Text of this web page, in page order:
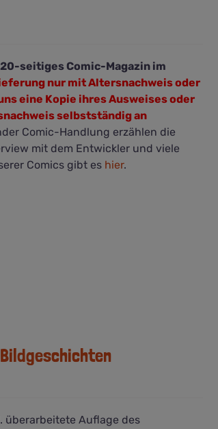
seitiges Comic-Magazin im
nur mit Altersnachweis oder
eine Kopie ihres Ausweises oder
selbstständig an
Comic-Handlung erzählen die
mit dem Entwickler und viele
Comics gibt es hier.
Bildgeschichten
überarbeitete Auflage des